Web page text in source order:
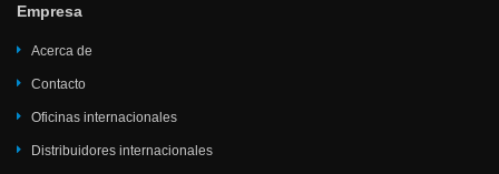
Empresa
Acerca de
Contacto
Oficinas internacionales
Distribuidores internacionales